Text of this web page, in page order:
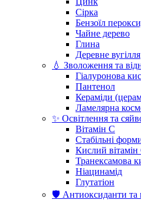
Сірка
Бензоїл
Чайне дерево
Глина
Деревне вугілля
💧 Зволоження та
Гіалуронова
Пантенол
Кераміди
Ламелярна
✨ Освітлення та
Вітамін С
Стабільні
Кислий
Транексамова
Ніацинамід
Глутатіон
🛡️ Антиоксиданти та